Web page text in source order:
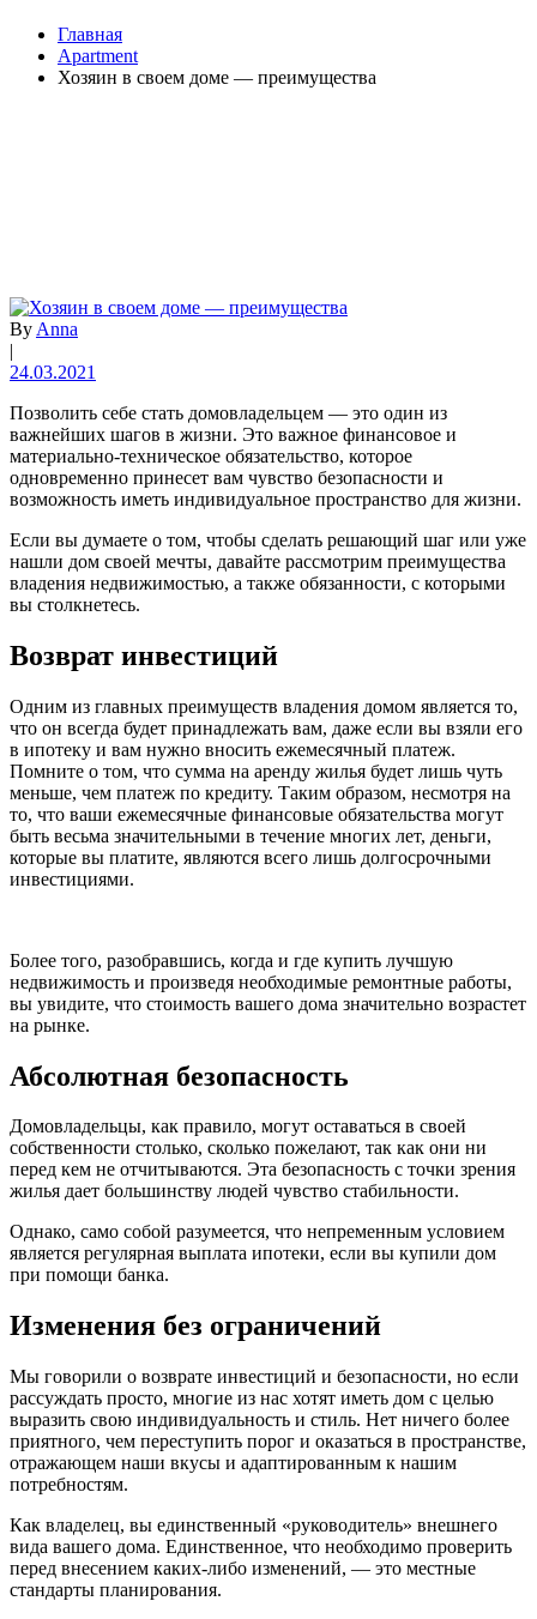
Главная
Apartment
Хозяин в своем доме — преимущества
By Anna
|
24.03.2021
Позволить себе стать домовладельцем — это один из
важнейших шагов в жизни. Это важное финансовое и
материально-техническое обязательство, которое
одновременно принесет вам чувство безопасности и
возможность иметь индивидуальное пространство для жизни.
Если вы думаете о том, чтобы сделать решающий шаг или уже
нашли дом своей мечты, давайте рассмотрим преимущества
владения недвижимостью, а также обязанности, с которыми
вы столкнетесь.
Возврат инвестиций
Одним из главных преимуществ владения домом является то,
что он всегда будет принадлежать вам, даже если вы взяли его
в ипотеку и вам нужно вносить ежемесячный платеж.
Помните о том, что сумма на аренду жилья будет лишь чуть
меньше, чем платеж по кредиту. Таким образом, несмотря на
то, что ваши ежемесячные финансовые обязательства могут
быть весьма значительными в течение многих лет, деньги,
которые вы платите, являются всего лишь долгосрочными
инвестициями.
Более того, разобравшись, когда и где купить лучшую
недвижимость и произведя необходимые ремонтные работы,
вы увидите, что стоимость вашего дома значительно возрастет
на рынке.
Абсолютная безопасность
Домовладельцы, как правило, могут оставаться в своей
собственности столько, сколько пожелают, так как они ни
перед кем не отчитываются. Эта безопасность с точки зрения
жилья дает большинству людей чувство стабильности.
Однако, само собой разумеется, что непременным условием
является регулярная выплата ипотеки, если вы купили дом
при помощи банка.
Изменения без ограничений
Мы говорили о возврате инвестиций и безопасности, но если
рассуждать просто, многие из нас хотят иметь дом с целью
выразить свою индивидуальность и стиль. Нет ничего более
приятного, чем переступить порог и оказаться в пространстве,
отражающем наши вкусы и адаптированным к нашим
потребностям.
Как владелец, вы единственный «руководитель» внешнего
вида вашего дома. Единственное, что необходимо проверить
перед внесением каких-либо изменений, — это местные
стандарты планирования.